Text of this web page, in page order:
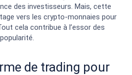
des investisseurs. Mais, cette
vers les crypto-monnaies pour
cela contribue à l’essor des
de trading pour